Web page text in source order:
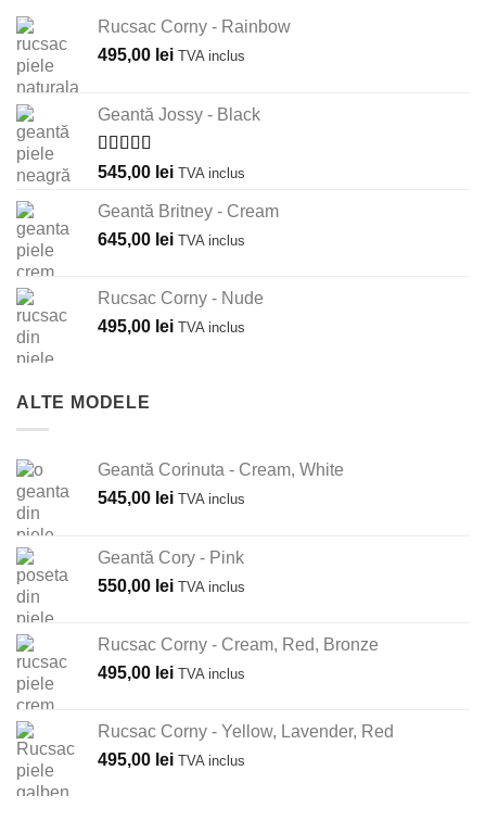
Rucsac Corny - Rainbow
495,00 lei TVA inclus
Geantă Jossy - Black
Evaluat la
din 5
545,00 lei TVA inclus
Geantă Britney - Cream
645,00 lei TVA inclus
Rucsac Corny - Nude
495,00 lei TVA inclus
ALTE MODELE
Geantă Corinuta - Cream, White
545,00 lei TVA inclus
Geantă Cory - Pink
550,00 lei TVA inclus
Rucsac Corny - Cream, Red, Bronze
495,00 lei TVA inclus
Rucsac Corny - Yellow, Lavender, Red
495,00 lei TVA inclus